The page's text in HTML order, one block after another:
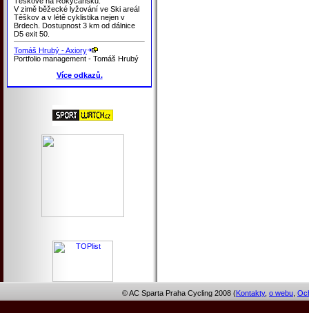
V zimě běžecké lyžování ve Ski areál
Těškov a v létě cyklistika nejen v
Brdech. Dostupnost 3 km od dálnice
D5 exit 50.
Tomáš Hrubý - Axiory
Portfolio management - Tomáš Hrubý
Více odkazů.
© AC Sparta Praha Cycling 2008 (Kontakty, o webu